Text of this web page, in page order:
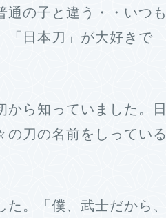
の子と違う・・いつも
「日本刀」が大好きで
ら知っていました。日
の刀の名前をしっている
。「僕、武士だから、